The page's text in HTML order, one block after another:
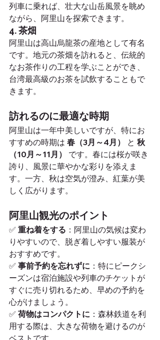
列車に乗れば、壮大な山岳風景を眺め
ながら、阿里山を探索できます。
4. 茶畑
阿里山は高山烏龍茶の産地として有名
です。地元の茶畑を訪れると、伝統的
なお茶作りの工程を学ぶことができ、
台湾最高級のお茶を試飲することもで
きます。
訪れるのに最適な時期
阿里山は一年中美しいですが、特にお
すすめの時期は 春（3月～4月） と 秋
（10月～11月）
です。春には桜が咲き
誇り、風景に華やかな彩りを添えま
す。一方、秋は空気が澄み、紅葉が美
しく広がります。
阿里山観光のポイント
✅ 重ね着をする ：阿里山の気候は変わ
りやすいので、脱ぎ着しやすい服装が
おすすめです。
✅ 事前予約を忘れずに ：特にピークシ
ーズンは宿泊施設や列車のチケットが
すぐに売り切れるため、早めの予約を
心がけましょう。
✅ 荷物はコンパクトに ：森林鉄道を利
用する際は、大きな荷物を避けるのが